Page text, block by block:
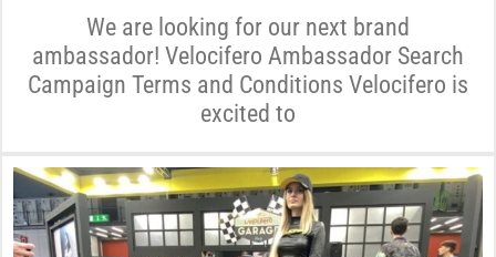
We are looking for our next brand
ambassador! Velocifero Ambassador Search
Campaign Terms and Conditions Velocifero is
excited to